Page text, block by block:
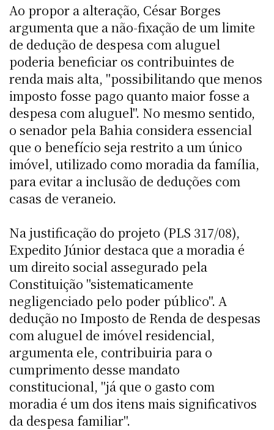
Ao propor a alteração, César Borges
argumenta que a não-fixação de um limite
de dedução de despesa com aluguel
poderia beneficiar os contribuintes de
renda mais alta, "possibilitando que menos
imposto fosse pago quanto maior fosse a
despesa com aluguel". No mesmo sentido,
o senador pela Bahia considera essencial
que o benefício seja restrito a um único
imóvel, utilizado como moradia da família,
para evitar a inclusão de deduções com
casas de veraneio.
Na justificação do projeto (PLS 317/08),
Expedito Júnior destaca que a moradia é
um direito social assegurado pela
Constituição "sistematicamente
negligenciado pelo poder público". A
dedução no Imposto de Renda de despesas
com aluguel de imóvel residencial,
argumenta ele, contribuiria para o
cumprimento desse mandato
constitucional, "já que o gasto com
moradia é um dos itens mais significativos
da despesa familiar".